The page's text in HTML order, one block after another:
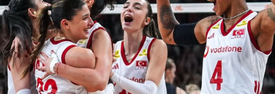
Buz Pateni
Çim Hokeyi
Cimnastik